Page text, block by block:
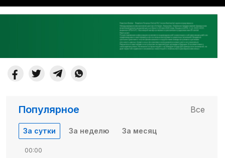
Популярное Все
За сутки За неделю За месяц
00:00